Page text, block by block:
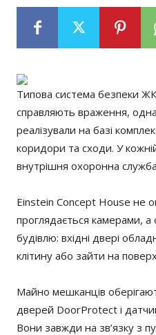
Типова система безпеки
справляють враження,
реалізували на базі
коридори та сходи. У
внутрішня охоронна
Einstein Concept House не
проглядається камерами,
будівлю: вхідні двері
клітину або зайти на
Майно мешканців
дверей DoorProtect і
Вони завжди на зв’язку з